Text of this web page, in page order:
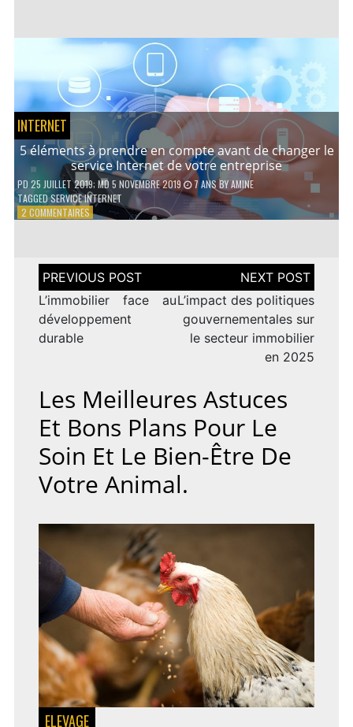
D’UN
PERSONNEL
INTERNET
5 éléments à prendre en compte avant de changer le
service Internet de votre entreprise
PD 25 JUILLET 2019; MD 5 NOVEMBRE 2019 7 ANSBYAMINE
TAGGEDSERVICE INTERNET
2 COMMENTAIRESSUR
PRENDRE
EN
COMPTE
DE
DE
VOTRE
ENTREPRISE
Navigation
de
l’article
L’immobilier face au
développement
durable
L’impact des politiques
gouvernementales sur
le secteur immobilier
en 2025
Les Meilleures Astuces
Et Bons Plans Pour Le
Soin Et Le Bien-Être De
Votre Animal.
ELEVAGE